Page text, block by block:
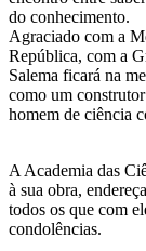
do conhecimento.
Agraciado com a
República, com a
Salema ficará na
como um
homem de ciência
A Academia das
à sua obra,
todos os que com
condolências.